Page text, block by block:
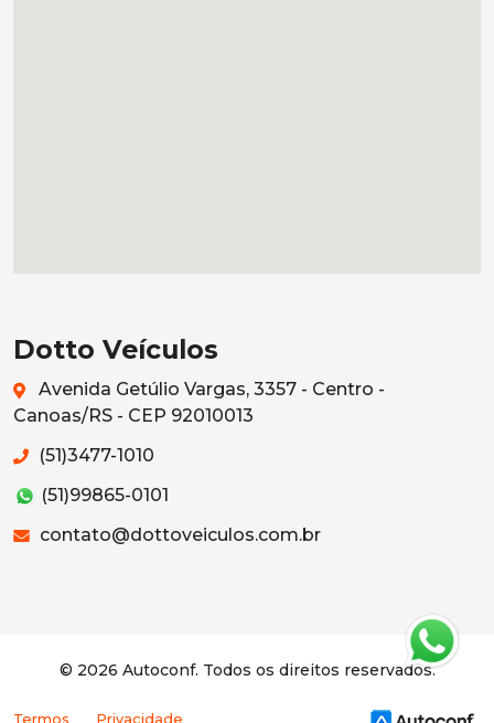
Dotto Veículos
Avenida Getúlio Vargas, 3357 - Centro -
Canoas/RS - CEP 92010013
(51)3477-1010
(51)99865-0101
contato@dottoveiculos.com.br
© 2026 Autoconf. Todos os direitos reservados.
Termos Privacidade